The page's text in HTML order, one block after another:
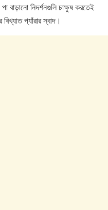
বাড়ানো নিদর্শনগুলি চাক্ষুষ করতেই
প্যাঁরার স্বাদ।